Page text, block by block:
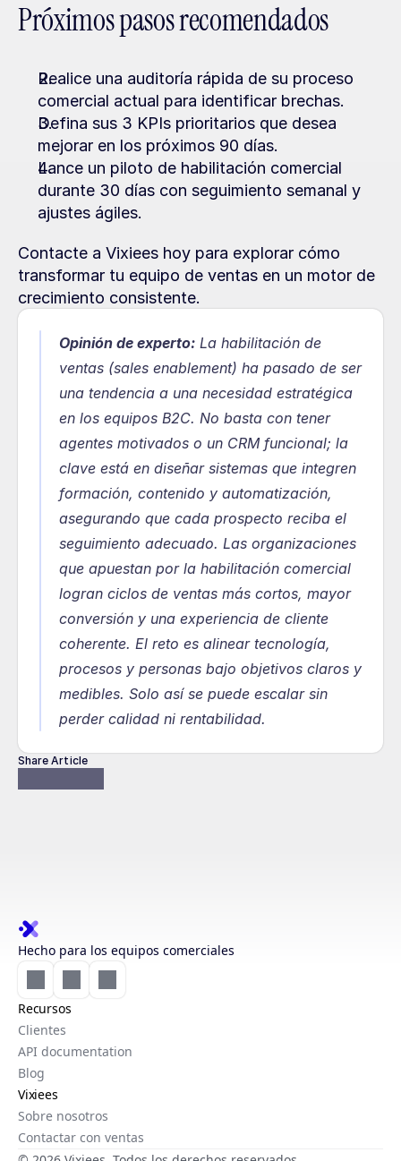
Próximos pasos recomendados
Realice una auditoría rápida de su proceso
comercial actual para identificar brechas.
Defina sus 3 KPIs prioritarios que desea
mejorar en los próximos 90 días.
Lance un piloto de habilitación comercial
durante 30 días con seguimiento semanal y
ajustes ágiles.
Contacte a Vixiees hoy para explorar cómo
transformar tu equipo de ventas en un motor de
crecimiento consistente.
Opinión de experto: La habilitación de
ventas (sales enablement) ha pasado de ser
una tendencia a una necesidad estratégica
en los equipos B2C. No basta con tener
agentes motivados o un CRM funcional; la
clave está en diseñar sistemas que integren
formación, contenido y automatización,
asegurando que cada prospecto reciba el
seguimiento adecuado. Las organizaciones
que apuestan por la habilitación comercial
logran ciclos de ventas más cortos, mayor
conversión y una experiencia de cliente
coherente. El reto es alinear tecnología,
procesos y personas bajo objetivos claros y
medibles. Solo así se puede escalar sin
perder calidad ni rentabilidad.
Share Article
Hecho para los equipos comerciales
Recursos
Clientes
API documentation
Blog
Vixiees
Sobre nosotros
Contactar con ventas